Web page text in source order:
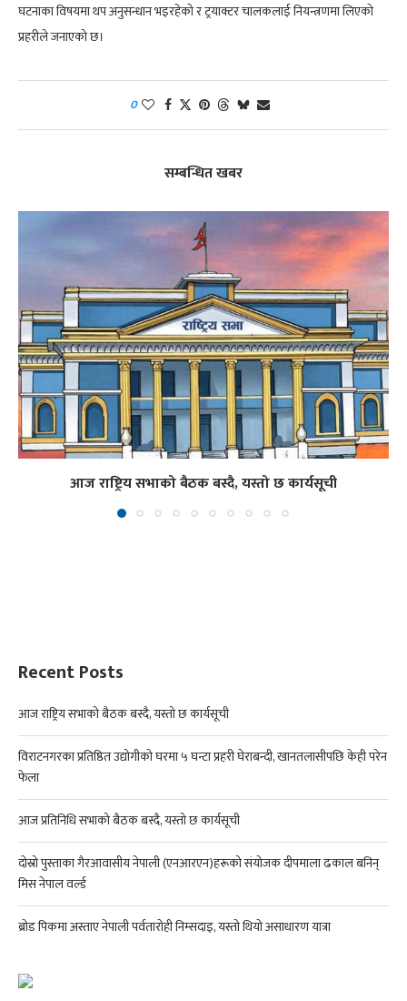
घटनाका विषयमा थप अनुसन्धान भइरहेको र ट्रयाक्टर चालकलाई नियन्त्रणमा लिएको
प्रहरीले जनाएको छ।
0
सम्बन्धित खबर
आज राष्ट्रिय सभाको बैठक बस्दै, यस्तो छ कार्यसूची
Recent Posts
आज राष्ट्रिय सभाको बैठक बस्दै, यस्तो छ कार्यसूची
विराटनगरका प्रतिष्ठित उद्योगीको घरमा ५ घन्टा प्रहरी घेराबन्दी, खानतलासीपछि केही परेन
फेला
आज प्रतिनिधि सभाको बैठक बस्दै, यस्तो छ कार्यसूची
दोस्रो पुस्ताका गैरआवासीय नेपाली (एनआरएन)हरूको संयोजक दीपमाला ढकाल बनिन्
मिस नेपाल वर्ल्ड
ब्रोड पिकमा अस्ताए नेपाली पर्वतारोही निम्सदाइ, यस्तो थियो असाधारण यात्रा